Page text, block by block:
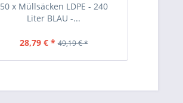
50 x Müllsäcken LDPE - 240
Liter BLAU -...
28,79 € * 49,19 € *